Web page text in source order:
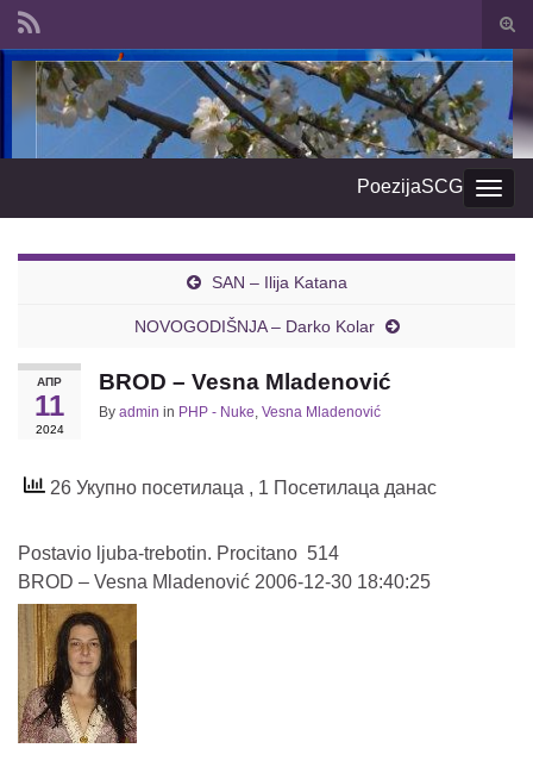
Search for:
PoezijaSCG
SAN – Ilija Katana
NOVOGODIŠNJA – Darko Kolar
АПР
11
2024
BROD – Vesna Mladenović
By admin in PHP - Nuke, Vesna Mladenović
26 Укупно посетилаца , 1 Посетилаца данас
Postavio ljuba-trebotin. Procitano 514
BROD – Vesna Mladenović 2006-12-30 18:40:25